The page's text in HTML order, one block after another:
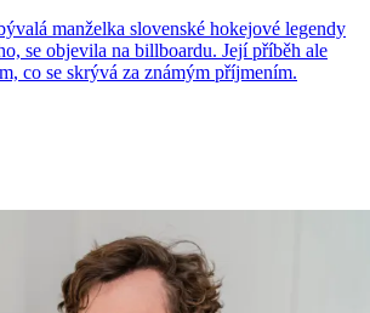
manželka slovenské hokejové legendy
se objevila na billboardu. Její příběh ale
co se skrývá za známým příjmením.